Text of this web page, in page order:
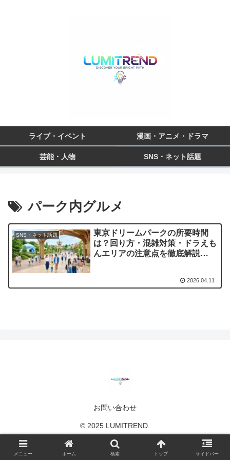
ライブ・イベント 漫画・アニメ・ドラマ
芸能・人物 SNS・ネット話題
パーク内グルメ
SNS・ネット話題
東京ドリームパークの所要時間
は？回り方・混雑対策・ドラえも
んエリアの注意点を徹底解説
2026.04.11
お問い合わせ
© 2025 LUMITREND.
メニュー ホーム 検索 トップ サイドバー